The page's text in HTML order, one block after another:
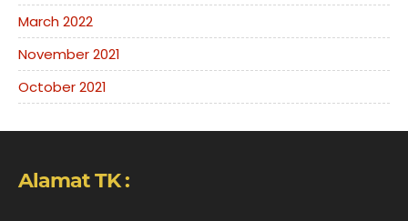
March 2022
November 2021
October 2021
Alamat TK :